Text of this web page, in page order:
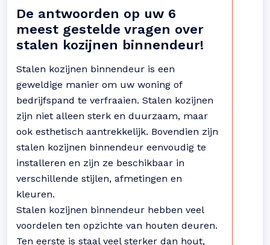
De antwoorden op uw 6
meest gestelde vragen over
stalen kozijnen binnendeur!
Stalen kozijnen binnendeur is een
geweldige manier om uw woning of
bedrijfspand te verfraaien. Stalen kozijnen
zijn niet alleen sterk en duurzaam, maar
ook esthetisch aantrekkelijk. Bovendien zijn
stalen kozijnen binnendeur eenvoudig te
installeren en zijn ze beschikbaar in
verschillende stijlen, afmetingen en
kleuren.
Stalen kozijnen binnendeur hebben veel
voordelen ten opzichte van houten deuren.
Ten eerste is staal veel sterker dan hout,